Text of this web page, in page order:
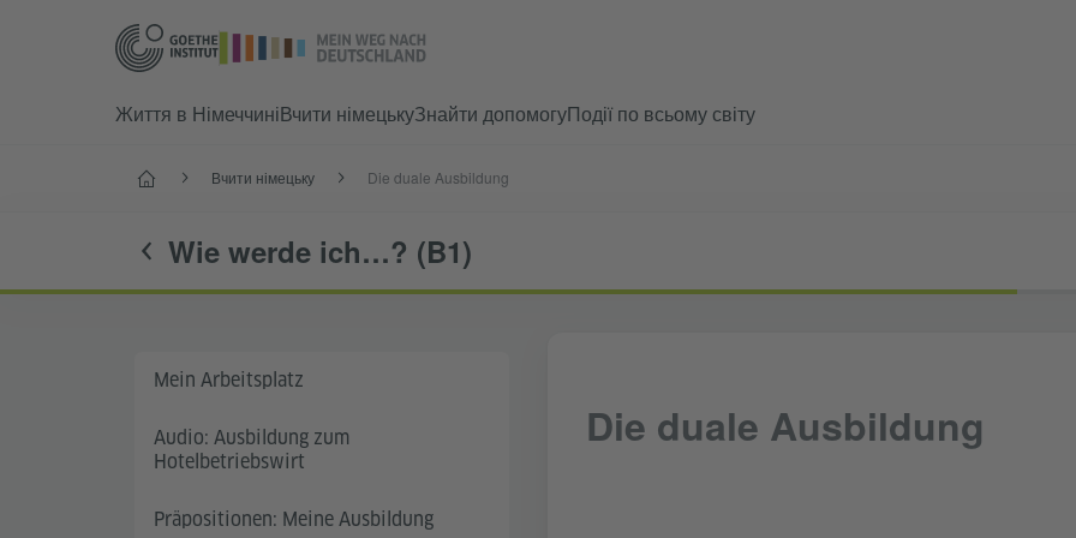
Життя в НімеччиніВчити німецькуЗнайти допомогуПодії по всьому світу
Головнa Вчити німецьку Die duale Ausbildung
Wie werde ich…? (B1)
Mein Arbeitsplatz
Audio: Ausbildung zum
Hotelbetriebswirt
Präpositionen: Meine Ausbildung
Die duale Ausbildung